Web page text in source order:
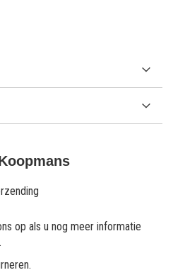
op als u nog meer informatie